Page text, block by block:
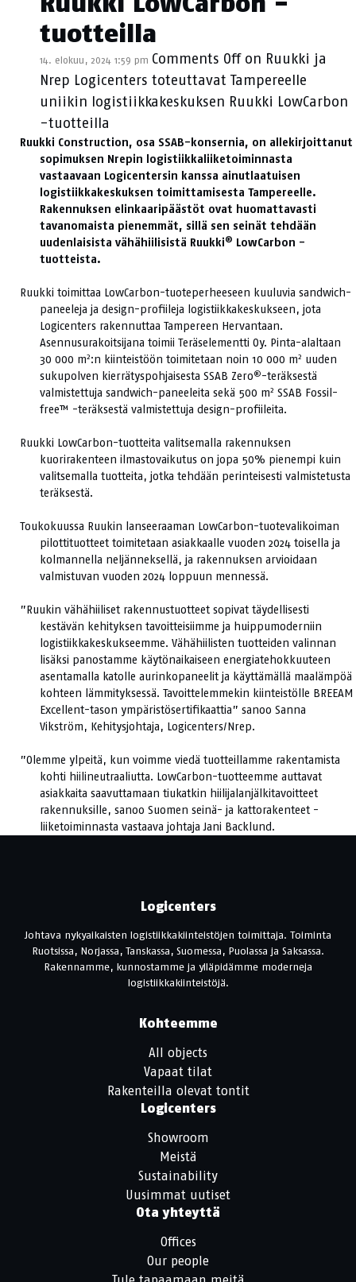
tuotteilla
14. elokuu, 2024 1:59 pm Comments Offon Ruukki ja
Nrep Logicenters toteuttavat Tampereelle
uniikin logistiikkakeskuksen Ruukki LowCarbon
-tuotteilla
Ruukki Construction, osa SSAB-konsernia, on allekirjoittanut
sopimuksen Nrepin logistiikkaliiketoiminnasta
vastaavaan Logicentersin kanssa ainutlaatuisen
logistiikkakeskuksen toimittamisesta Tampereelle.
Rakennuksen elinkaaripäästöt ovat huomattavasti
tavanomaista pienemmät, sillä sen seinät tehdään
uudenlaisista vähähiilisistä Ruukki® LowCarbon -
tuotteista.
Ruukki toimittaa LowCarbon-tuoteperheeseen kuuluvia sandwich-
paneeleja ja design-profiileja logistiikkakeskukseen, jota
Logicenters rakennuttaa Tampereen Hervantaan.
Asennusurakoitsijana toimii Teräselementti Oy. Pinta-alaltaan
30 000 m2:n kiinteistöön toimitetaan noin 10 000 m2 uuden
sukupolven kierrätyspohjaisesta SSAB Zero®-teräksestä
valmistettuja sandwich-paneeleita sekä 500 m2 SSAB Fossil-
free™ -teräksestä valmistettuja design-profiileita.
Ruukki LowCarbon-tuotteita valitsemalla rakennuksen
kuorirakenteen ilmastovaikutus on jopa 50% pienempi kuin
valitsemalla tuotteita, jotka tehdään perinteisesti valmistetusta
teräksestä.
Toukokuussa Ruukin lanseeraaman LowCarbon-tuotevalikoiman
pilottituotteet toimitetaan asiakkaalle vuoden 2024 toisella ja
kolmannella neljänneksellä, ja rakennuksen arvioidaan
valmistuvan vuoden 2024 loppuun mennessä.
”Ruukin vähähiiliset rakennustuotteet sopivat täydellisesti
kestävän kehityksen tavoitteisiimme ja huippumoderniin
logistiikkakeskukseemme. Vähähiilisten tuotteiden valinnan
lisäksi panostamme käytönaikaiseen energiatehokkuuteen
asentamalla katolle aurinkopaneelit ja käyttämällä maalämpöä
kohteen lämmityksessä. Tavoittelemmekin kiinteistölle BREEAM
Excellent-tason ympäristösertifikaattia” sanoo Sanna
Vikström, Kehitysjohtaja, Logicenters/Nrep.
”Olemme ylpeitä, kun voimme viedä tuotteillamme rakentamista
kohti hiilineutraaliutta. LowCarbon-tuotteemme auttavat
asiakkaita saavuttamaan tiukatkin hiilijalanjälkitavoitteet
rakennuksille, sanoo Suomen seinä- ja kattorakenteet -
liiketoiminnasta vastaava johtaja Jani Backlund.
Logicenters
Johtava nykyaikaisten logistiikkakiinteistöjen toimittaja. Toiminta
Ruotsissa, Norjassa, Tanskassa, Suomessa, Puolassa ja Saksassa.
Rakennamme, kunnostamme ja ylläpidämme moderneja
logistiikkakiinteistöjä.
Kohteemme
All objects
Vapaat tilat
Rakenteilla olevat tontit
Logicenters
Showroom
Meistä
Sustainability
Uusimmat uutiset
Ota yhteyttä
Offices
Our people